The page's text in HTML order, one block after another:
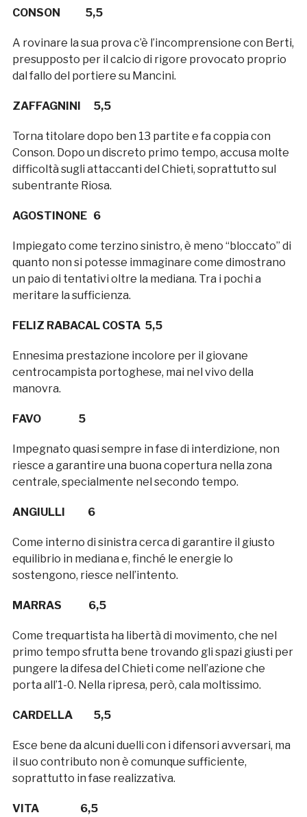
CONSON 5,5
A rovinare la sua prova c’è l’incomprensione con Berti,
presupposto per il calcio di rigore provocato proprio
dal fallo del portiere su Mancini.
ZAFFAGNINI 5,5
Torna titolare dopo ben 13 partite e fa coppia con
Conson. Dopo un discreto primo tempo, accusa molte
difficoltà sugli attaccanti del Chieti, soprattutto sul
subentrante Riosa.
AGOSTINONE 6
Impiegato come terzino sinistro, è meno “bloccato” di
quanto non si potesse immaginare come dimostrano
un paio di tentativi oltre la mediana. Tra i pochi a
meritare la sufficienza.
FELIZ RABACAL COSTA 5,5
Ennesima prestazione incolore per il giovane
centrocampista portoghese, mai nel vivo della
manovra.
FAVO 5
Impegnato quasi sempre in fase di interdizione, non
riesce a garantire una buona copertura nella zona
centrale, specialmente nel secondo tempo.
ANGIULLI 6
Come interno di sinistra cerca di garantire il giusto
equilibrio in mediana e, finché le energie lo
sostengono, riesce nell’intento.
MARRAS 6,5
Come trequartista ha libertà di movimento, che nel
primo tempo sfrutta bene trovando gli spazi giusti per
pungere la difesa del Chieti come nell’azione che
porta all’1-0. Nella ripresa, però, cala moltissimo.
CARDELLA 5,5
Esce bene da alcuni duelli con i difensori avversari, ma
il suo contributo non è comunque sufficiente,
soprattutto in fase realizzativa.
VITA 6,5